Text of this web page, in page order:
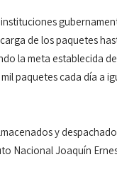
de los paquetes
la meta establecida
paquetes cada día a
y
Nacional Joaquín